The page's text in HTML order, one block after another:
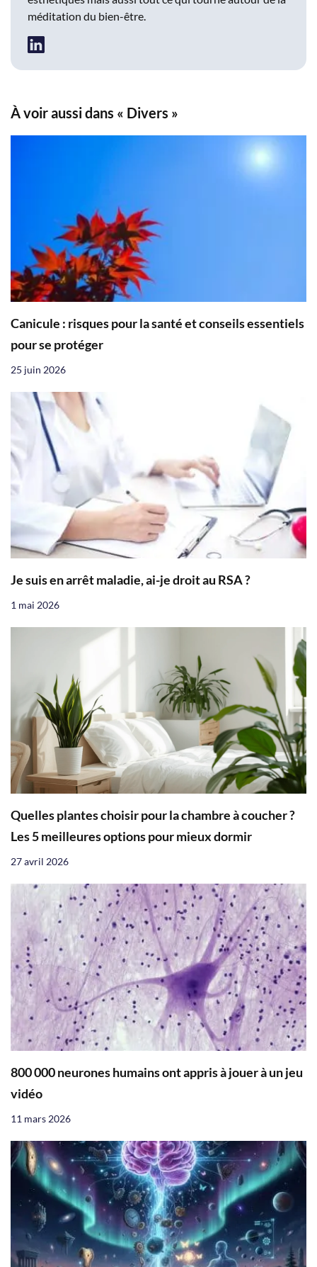
méditation du bien-être.
À voir aussi dans « Divers »
Canicule : risques pour la santé et conseils essentiels
pour se protéger
25 juin 2026
Je suis en arrêt maladie, ai-je droit au RSA ?
1 mai 2026
Quelles plantes choisir pour la chambre à coucher ?
Les 5 meilleures options pour mieux dormir
27 avril 2026
800 000 neurones humains ont appris à jouer à un jeu
vidéo
11 mars 2026